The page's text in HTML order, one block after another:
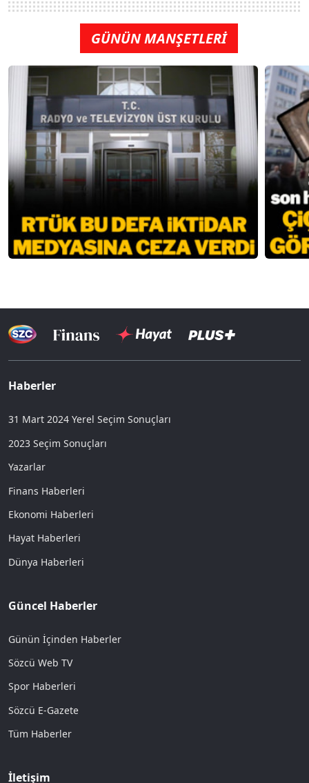
GÜNÜN MANŞETLERİ
Haberler
31 Mart 2024 Yerel Seçim Sonuçları
2023 Seçim Sonuçları
Yazarlar
Finans Haberleri
Ekonomi Haberleri
Hayat Haberleri
Dünya Haberleri
Güncel Haberler
Günün İçinden Haberler
Sözcü Web TV
Spor Haberleri
Sözcü E-Gazete
Tüm Haberler
İletişim